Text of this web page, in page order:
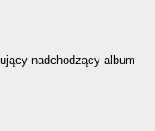
nadchodzący album